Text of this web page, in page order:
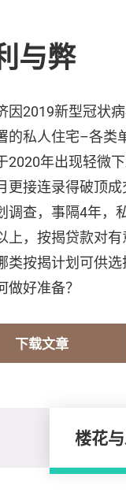
与弊
因2019新型冠状
的私人住宅–各类
2020年出现轻微
更接连录得破顶
调查，事隔4年，
上，按揭贷款对
类按揭计划可供
做好准备？
下载文章
楼花